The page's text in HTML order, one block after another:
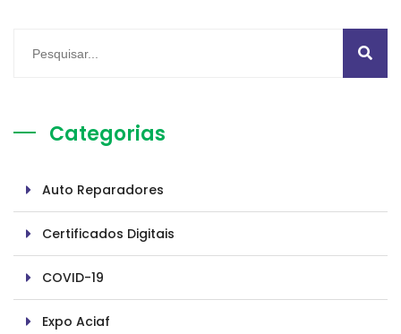
Categorias
Auto Reparadores
Certificados Digitais
COVID-19
Expo Aciaf